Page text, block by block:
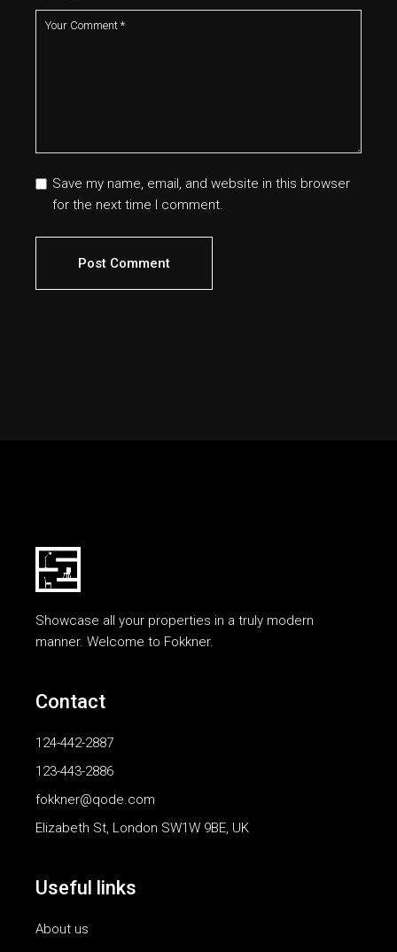
Save my name, email, and website in this browser
for the next time I comment.
Post Comment
Showcase all your properties in a truly modern
manner. Welcome to Fokkner.
Contact
124-442-2887
123-443-2886
fokkner@qode.com
Elizabeth St, London SW1W 9BE, UK
Useful links
About us